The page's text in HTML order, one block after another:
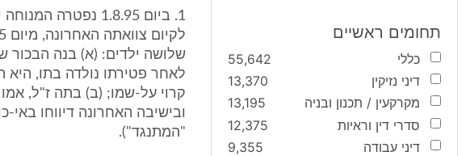
תחומים ראשיים
כללי
55,642
דיני נזיקין
13,370
מקרקעין / תכנון ובניה
13,195
סדרי דין וראיות
12,375
דיני עבודה
9,355
קרוי על-שמו; (ב) בתה ז"ל,
"המתנגד").